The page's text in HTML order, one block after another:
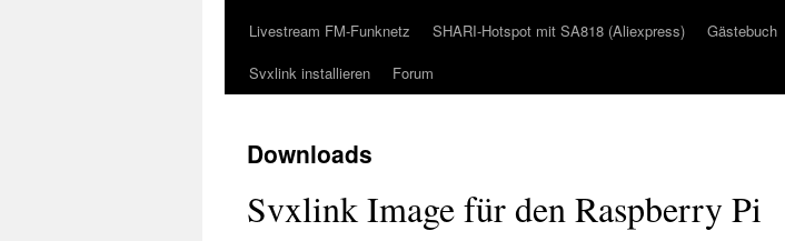
Livestream FM-Funknetz
SHARI-Hotspot mit SA818 (Aliexpress) Gästebuch
Svxlink installieren
Forum
Downloads
Svxlink Image für den Raspberry Pi